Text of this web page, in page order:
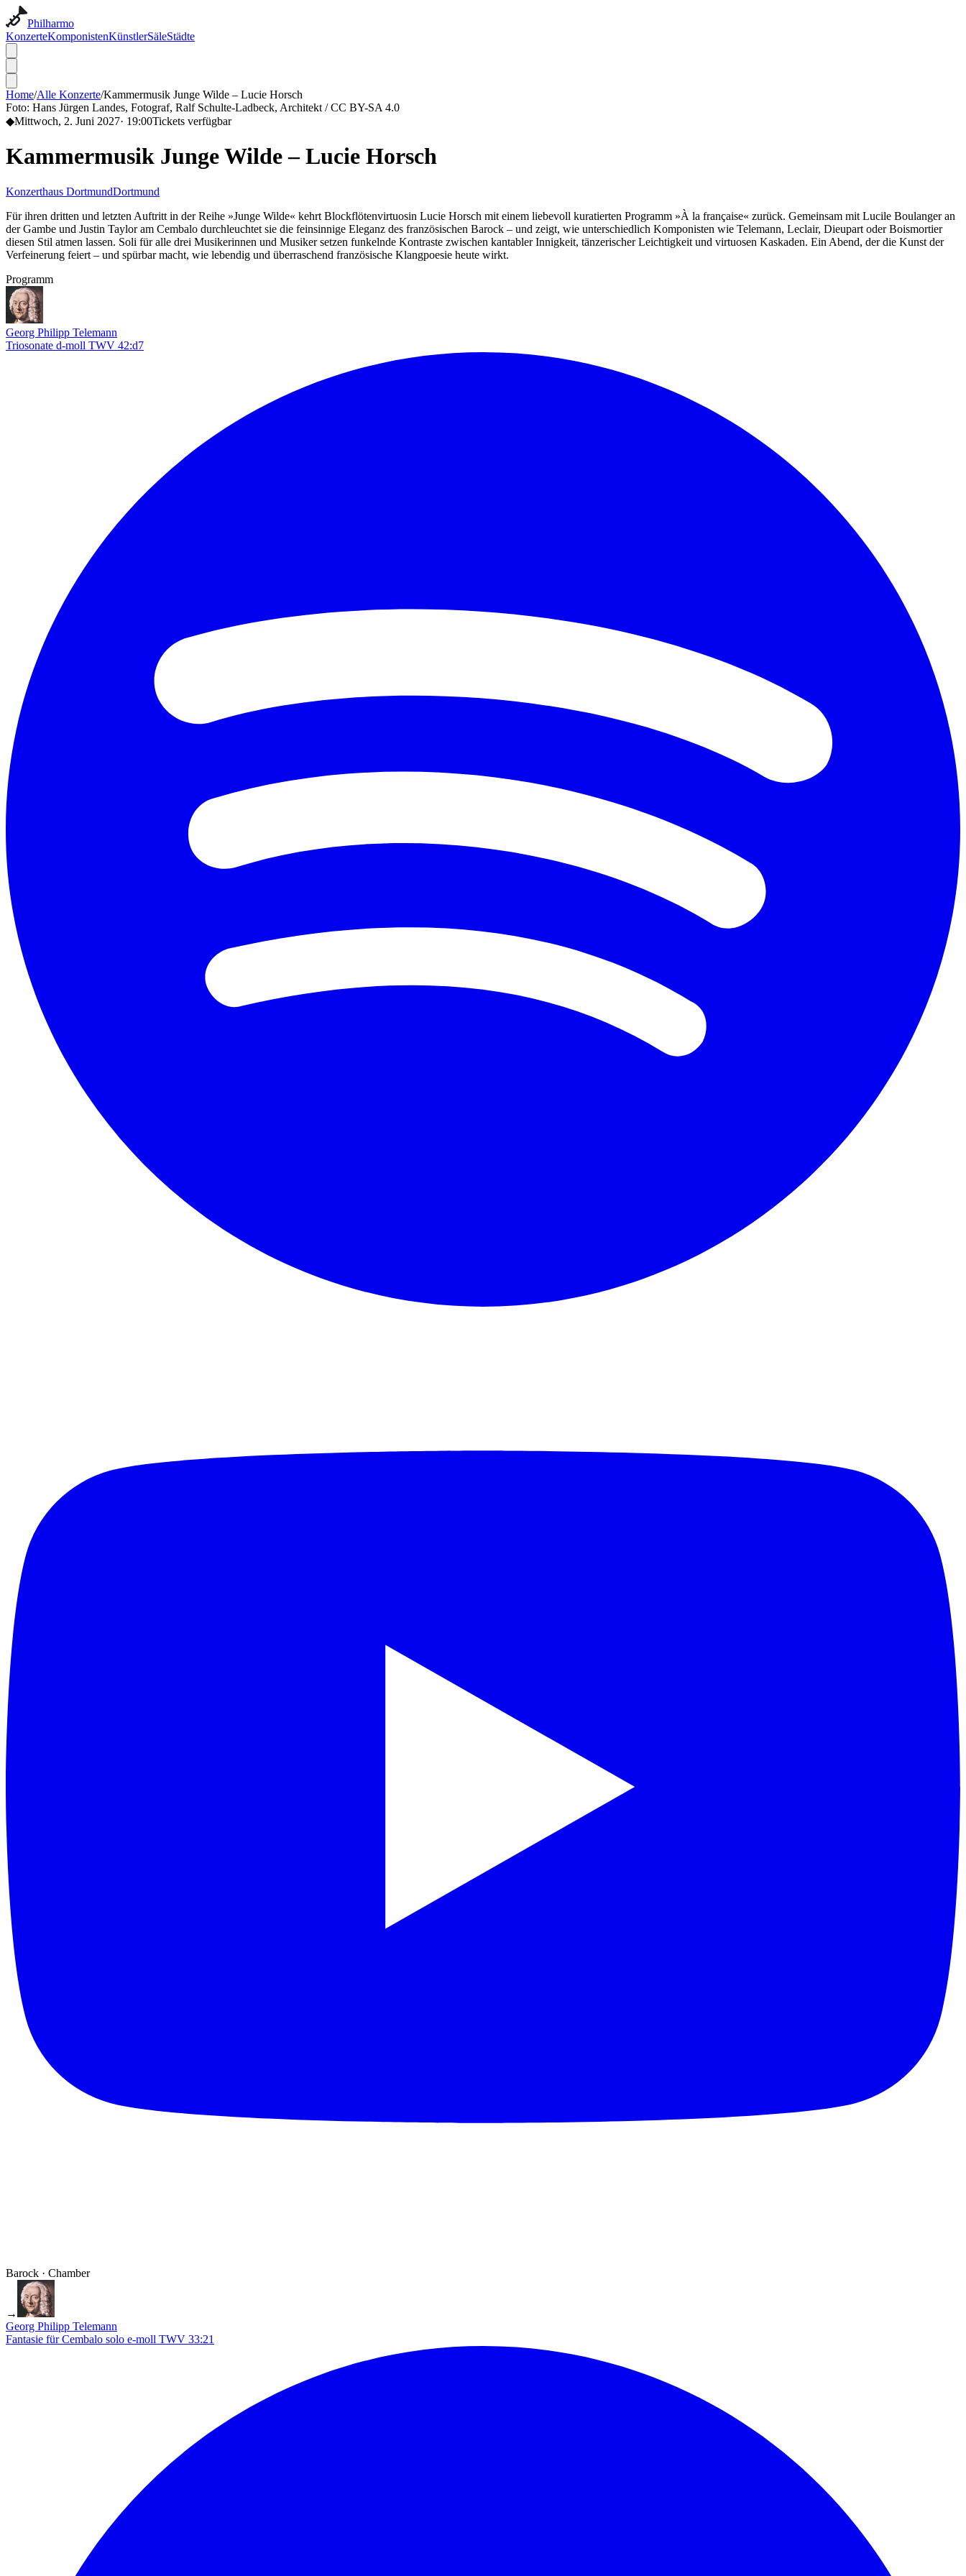
Philharmo
KonzerteKomponistenKünstlerSäleStädte
Home/Alle Konzerte/Kammermusik Junge Wilde – Lucie Horsch
Foto: Hans Jürgen Landes, Fotograf, Ralf Schulte-Ladbeck, Architekt / CC BY-SA 4.0
◆Mittwoch, 2. Juni 2027· 19:00Tickets verfügbar
Kammermusik Junge Wilde – Lucie Horsch
Konzerthaus DortmundDortmund
Für ihren dritten und letzten Auftritt in der Reihe »Junge Wilde« kehrt Blockflötenvirtuosin Lucie Horsch mit einem liebevoll kuratierten Programm »À la française« zurück. Gemeinsam mit Lucile Boulanger an
der Gambe und Justin Taylor am Cembalo durchleuchtet sie die feinsinnige Eleganz des französischen Barock – und zeigt, wie unterschiedlich Komponisten wie Telemann, Leclair, Dieupart oder Boismortier
diesen Stil atmen lassen. Soli für alle drei Musikerinnen und Musiker setzen funkelnde Kontraste zwischen kantabler Innigkeit, tänzerischer Leichtigkeit und virtuosen Kaskaden. Ein Abend, der die Kunst der
Verfeinerung feiert – und spürbar macht, wie lebendig und überraschend französische Klangpoesie heute wirkt.
Programm
Georg Philipp Telemann
Triosonate d-moll TWV 42:d7
Barock · Chamber
→
Georg Philipp Telemann
Fantasie für Cembalo solo e-moll TWV 33:21